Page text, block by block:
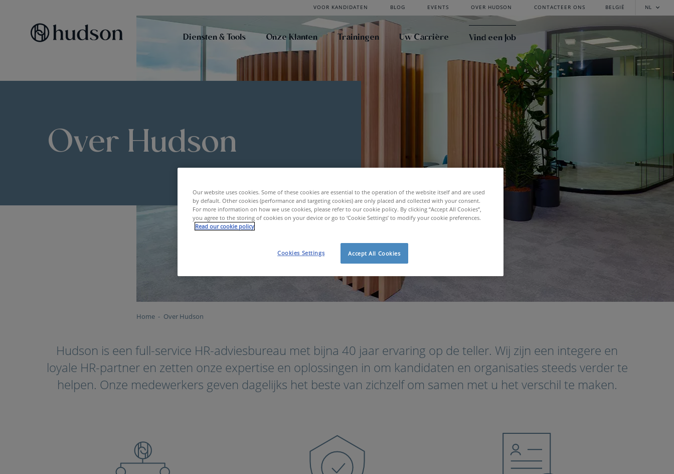
VOOR KANDIDATEN BLOG EVENTS OVER HUDSON CONTACTEER ONS BELGIË NL
Diensten & Tools Onze Klanten Trainingen Uw Carrière Vind een Job
Over Hudson
Home Over Hudson
Hudson is een full-service HR-adviesbureau met bijna 40 jaar ervaring op de teller. Wij zijn een integere en
loyale HR-partner en zetten onze expertise en oplossingen in om kandidaten en organisaties steeds verder te
helpen. Onze medewerkers geven dagelijks het beste van zichzelf om samen met u het verschil te maken.
Our website uses cookies. Some of these cookies are essential to the operation of the website itself and are used
by default. Other cookies (performance and targeting cookies) are only placed and collected with your consent.
For more information on how we use cookies, please refer to our cookie policy. By clicking “Accept All Cookies”,
you agree to the storing of cookies on your device or go to ‘Cookie Settings’ to modify your cookie preferences.
Read our cookie policy
Accept All Cookies
Cookies Settings